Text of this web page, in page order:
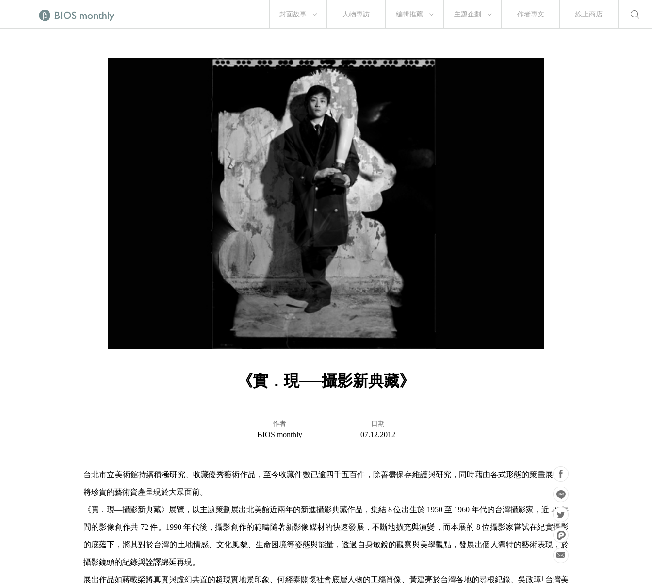
封面故事 人物專訪 編輯推薦 主題企劃 作者專文 線上商店
《實．現──攝影新典藏》
作者
BIOS monthly
日期
07.12.2012
台北市立美術館持續積極研究、收藏優秀藝術作品，至今收藏件數已逾四千五百件，除善盡保存維護與研究，同時藉由各式形態的策畫展出，
將珍貴的藝術資產呈現於大眾面前。
《實．現—攝影新典藏》展覽，以主題策劃展出北美館近兩年的新進攝影典藏作品，集結 8 位出生於 1950 至 1960 年代的台灣攝影家，近 20 年
間的影像創作共 72 件。1990 年代後，攝影創作的範疇隨著新影像媒材的快速發展，不斷地擴充與演變，而本展的 8 位攝影家嘗試在紀實攝影
的底蘊下，將其對於台灣的土地情感、文化風貌、生命困境等姿態與能量，透過自身敏銳的觀察與美學觀點，發展出個人獨特的藝術表現，於
攝影鏡頭的紀錄與詮譯綿延再現。
展出作品如蔣載榮將真實與虛幻共置的超現實地景印象、何經泰關懷社會底層人物的工殤肖像、黃建亮於台灣各地的尋根紀錄、吳政璋｢台灣美